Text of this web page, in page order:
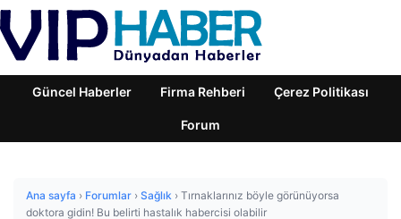
Güncel Haberler Firma Rehberi Çerez Politikası
Forum
Ana sayfa › Forumlar › Sağlık › Tırnaklarınız böyle görünüyorsa
doktora gidin! Bu belirti hastalık habercisi olabilir